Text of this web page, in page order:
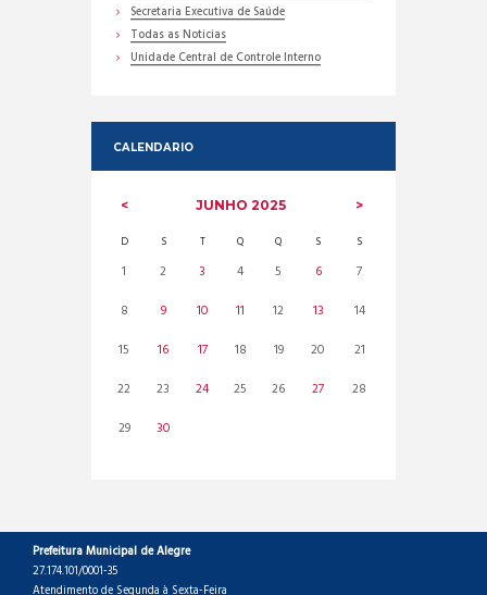
Secretaria Executiva de Saúde
Todas as Noticias
Unidade Central de Controle Interno
CALENDARIO
JUNHO2025
D S T Q Q S S
1 2 3 4 5 6
7
8
9 10 11 12 13
14
15
16 17 18 19 20
21
22
23 24 25 26 27
28
29
30
Prefeitura Municipal de Alegre
27.174.101/0001-35